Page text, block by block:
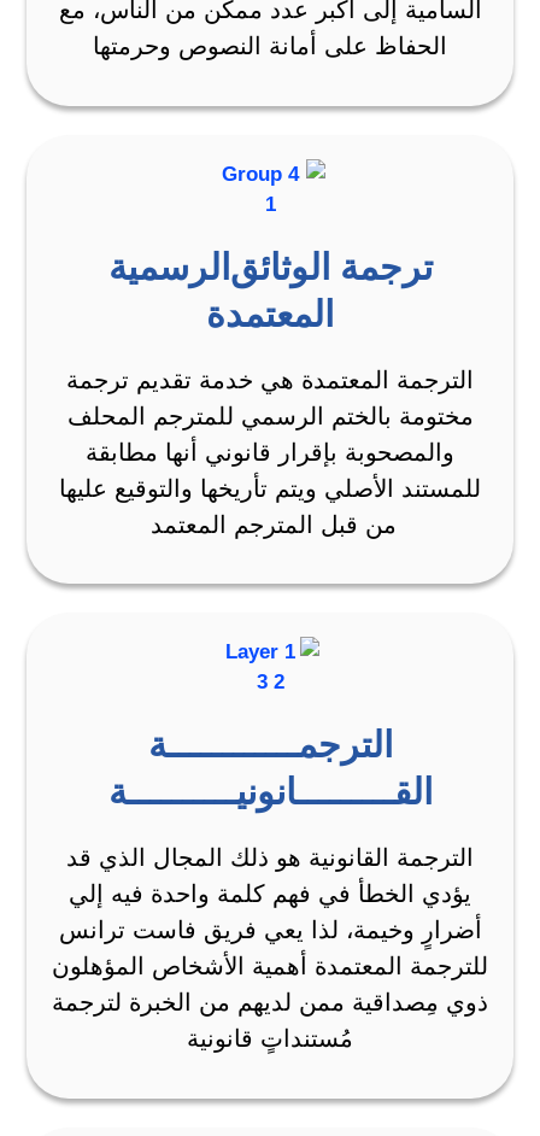
السامية إلى أكبر عدد ممكن من الناس، مع
الحفاظ على أمانة النصوص وحرمتها
ترجمة الوثائق الرسمية
المعتمدة
الترجمة المعتمدة هي خدمة تقديم ترجمة
مختومة بالختم الرسمي للمترجم المحلف
والمصحوبة بإقرار قانوني أنها مطابقة
للمستند الأصلي ويتم تأريخها والتوقيع عليها
من قبل المترجم المعتمد
الترجمــــــــــــة
القـــــــــانونيــــــــــة
الترجمة القانونية هو ذلك المجال الذي قد
يؤدي الخطأ في فهم كلمة واحدة فيه إلي
أضرارٍ وخيمة، لذا يعي فريق فاست ترانس
للترجمة المعتمدة أهمية الأشخاص المؤهلون
ذوي مِصداقية ممن لديهم من الخبرة لترجمة
مُستنداتٍ قانونية